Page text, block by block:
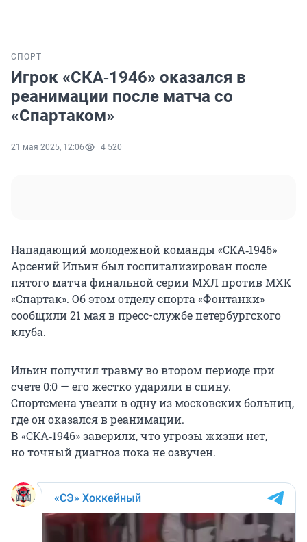
СПОРТ
Игрок «СКА‑1946» оказался в
реанимации после матча со
«Спартаком»
21 мая 2025, 12:06 4 520
Нападающий молодежной команды «СКА‑1946»
Арсений Ильин был госпитализирован после
пятого матча финальной серии МХЛ против МХК
«Спартак». Об этом отделу спорта «Фонтанки»
сообщили 21 мая в пресс-службе петербургского
клуба.
Ильин получил травму во втором периоде при
счете 0:0 — его жестко ударили в спину.
Спортсмена увезли в одну из московских больниц,
где он оказался в реанимации.
В «СКА‑1946» заверили, что угрозы жизни нет,
но точный диагноз пока не озвучен.